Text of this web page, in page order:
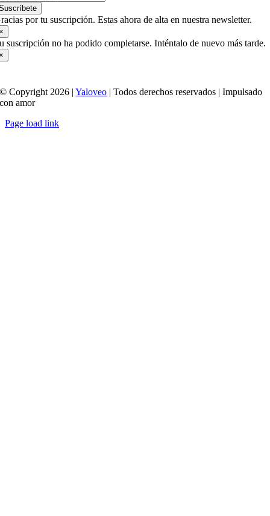
por tu suscripción. Estas ahora de alta en nuestra newsletter.
suscripción no ha podido completarse. Inténtalo de nuevo más tarde.
© Copyright 2026 |Yaloveo | Todos derechos reservados | Impulsado
con amor
Page load link